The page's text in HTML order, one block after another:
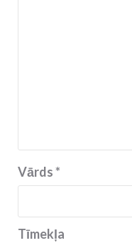
Vārds*
Tīmekļa